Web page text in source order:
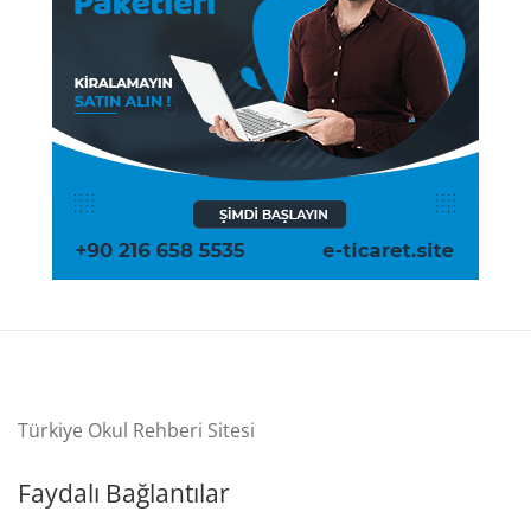
Türkiye Okul Rehberi Sitesi
Faydalı Bağlantılar